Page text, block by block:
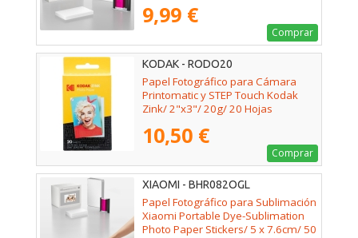
9,99 €
Comprar
KODAK - RODO20
Papel Fotográfico para Cámara
Printomatic y STEP Touch Kodak
Zink/ 2"x3"/ 20g/ 20 Hojas
10,50 €
Comprar
XIAOMI - BHR082OGL
Papel Fotográfico para Sublimación
Xiaomi Portable Dye-Sublimation
Photo Paper Stickers/ 5 x 7.6cm/ 50